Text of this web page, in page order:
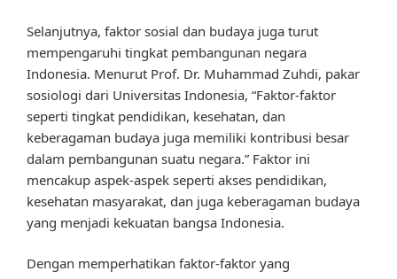
Selanjutnya, faktor sosial dan budaya juga turut
mempengaruhi tingkat pembangunan negara
Indonesia. Menurut Prof. Dr. Muhammad Zuhdi, pakar
sosiologi dari Universitas Indonesia, “Faktor-faktor
seperti tingkat pendidikan, kesehatan, dan
keberagaman budaya juga memiliki kontribusi besar
dalam pembangunan suatu negara.” Faktor ini
mencakup aspek-aspek seperti akses pendidikan,
kesehatan masyarakat, dan juga keberagaman budaya
yang menjadi kekuatan bangsa Indonesia.
Dengan memperhatikan faktor-faktor yang